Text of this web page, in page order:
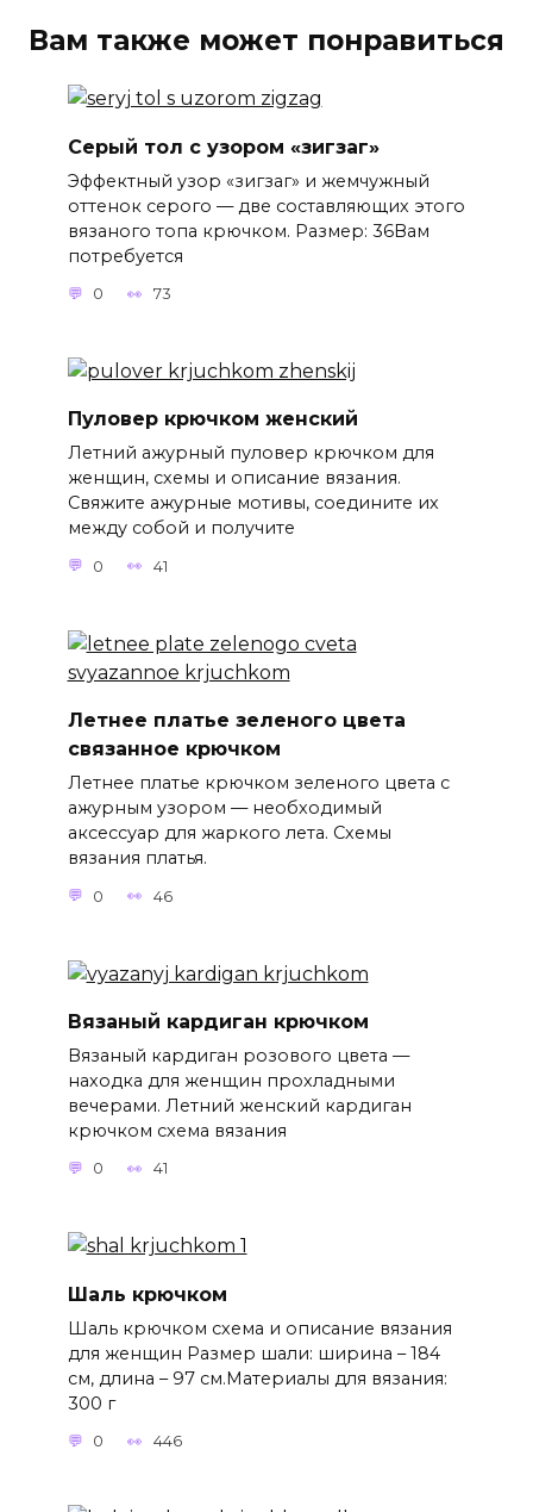
Вам также может понравиться
Серый тол с узором «зигзаг»
Эффектный узор «зигзаг» и жемчужный
оттенок серого — две составляющих этого
вязаного топа крючком. Размер: 36Вам
потребуется
0 73
Пуловер крючком женский
Летний ажурный пуловер крючком для
женщин, схемы и описание вязания.
Свяжите ажурные мотивы, соедините их
между собой и получите
0 41
Летнее платье зеленого цвета
связанное крючком
Летнее платье крючком зеленого цвета с
ажурным узором — необходимый
аксессуар для жаркого лета. Схемы
вязания платья.
0 46
Вязаный кардиган крючком
Вязаный кардиган розового цвета —
находка для женщин прохладными
вечерами. Летний женский кардиган
крючком схема вязания
0 41
Шаль крючком
Шаль крючком схема и описание вязания
для женщин Размер шали: ширина – 184
см, длина – 97 см.Материалы для вязания:
300 г
0 446